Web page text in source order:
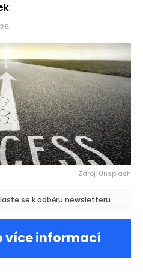
Zdroj: Unsplash
se k odběru newsletteru
více informací